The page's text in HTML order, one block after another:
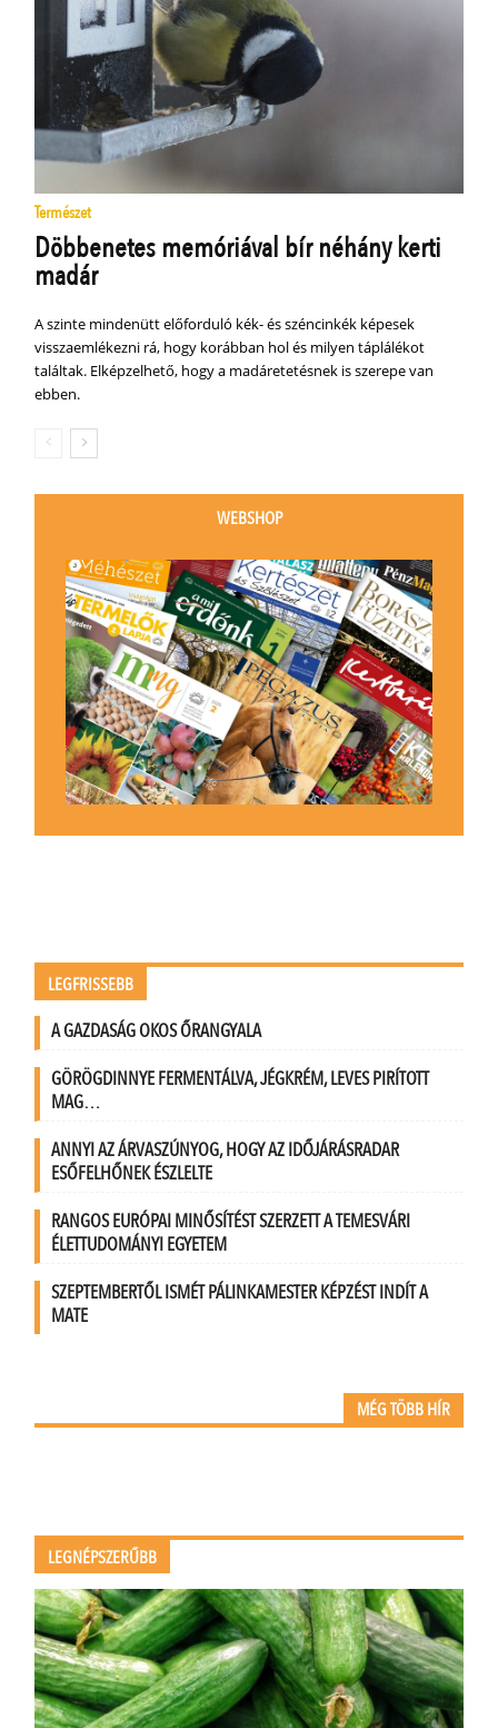
Természet
Döbbenetes memóriával bír néhány kerti
madár
A szinte mindenütt előforduló kék- és széncinkék képesek
visszaemlékezni rá, hogy korábban hol és milyen táplálékot
találtak. Elképzelhető, hogy a madáretetésnek is szerepe van
ebben.
WEBSHOP
LEGFRISSEBB
A GAZDASÁG OKOS ŐRANGYALA
GÖRÖGDINNYE FERMENTÁLVA, JÉGKRÉM, LEVES PIRÍTOTT
MAG…
ANNYI AZ ÁRVASZÚNYOG, HOGY AZ IDŐJÁRÁSRADAR
ESŐFELHŐNEK ÉSZLELTE
RANGOS EURÓPAI MINŐSÍTÉST SZERZETT A TEMESVÁRI
ÉLETTUDOMÁNYI EGYETEM
SZEPTEMBERTŐL ISMÉT PÁLINKAMESTER KÉPZÉST INDÍT A
MATE
MÉG TÖBB HÍR
LEGNÉPSZERŰBB